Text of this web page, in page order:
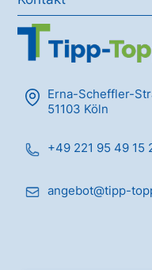
Erna-Scheffler-
51103 Köln
+49 221 95 49 15
angebot@tipp-